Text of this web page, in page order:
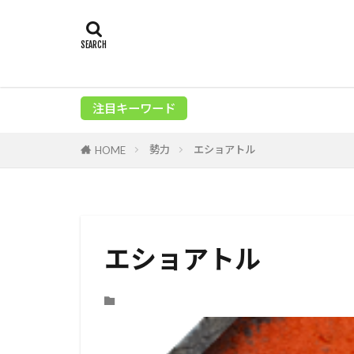
注目キーワード
HOME 勢力 エショアトル
エショアトル